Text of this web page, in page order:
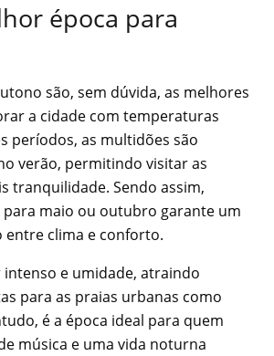
época para
são, sem dúvida, as melhores
a cidade com temperaturas
períodos, as multidões são
verão, permitindo visitar as
tranquilidade. Sendo assim,
para maio ou outubro garante um
clima e conforto.
intenso e umidade, atraindo
para as praias urbanas como
é a época ideal para quem
música e uma vida noturna